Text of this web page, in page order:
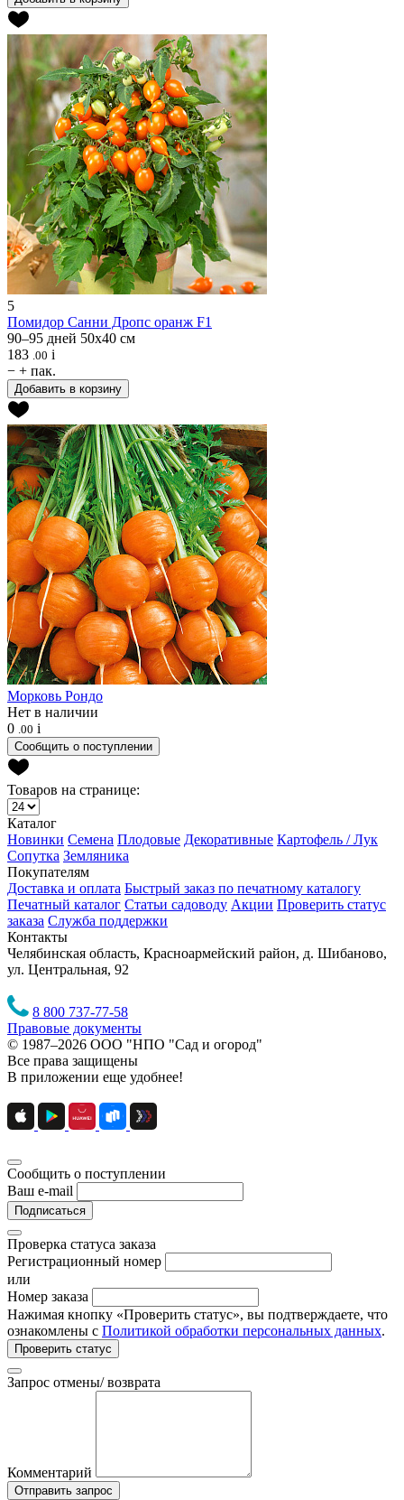
5
Помидор Санни Дропс оранж F1
90–95 дней 50х40 см
183 .00 i
− + пак.
Добавить в корзину
Морковь Рондо
Нет в наличии
0 .00 i
Сообщить о поступлении
Товаров на странице:
Каталог
Новинки Семена Плодовые Декоративные Картофель / Лук
Сопутка Земляника
Покупателям
Доставка и оплата Быстрый заказ по печатному каталогу
Печатный каталог Статьи садоводу Акции Проверить статус
заказа Служба поддержки
Контакты
Челябинская область, Красноармейский район, д. Шибаново,
ул. Центральная, 92
8 800 737-77-58
Правовые документы
© 1987–2026 ООО "НПО "Сад и огород"
Все права защищены
В приложении еще удобнее!
Сообщить о поступлении
Ваш e-mail
Подписаться
Проверка статуса заказа
Регистрационный номер
или
Номер заказа
Нажимая кнопку «Проверить статус», вы подтверждаете, что
ознакомлены с Политикой обработки персональных данных.
Проверить статус
Запрос отмены/ возврата
Комментарий
Отправить запрос